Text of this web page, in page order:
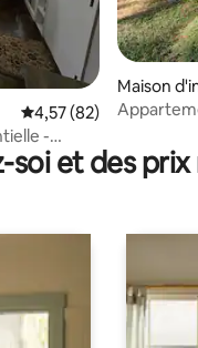
Note moyenne de 4,57
4,57 (82)
-
Maison
et des